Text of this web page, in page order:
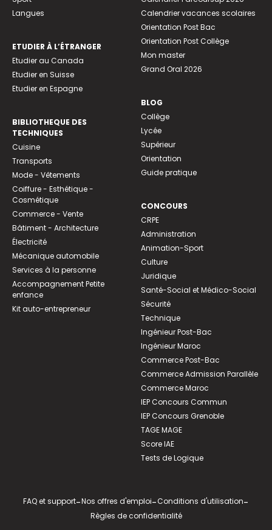
Langues
ETUDIER À L’ÉTRANGER
Etudier au Canada
Etudier en Suisse
Etudier en Espagne
BIBLIOTHEQUE DES
TECHNIQUES
Cuisine
Transports
Mode - Vêtements
Coiffure - Esthétique -
Cosmétique
Commerce - Vente
Bâtiment - Architecture
Électricité
Mécanique automobile
Services à la personne
Accompagnement Petite
enfance
Kit auto-entrepreneur
Calendrier vacances scolaires
Orientation Post Bac
Orientation Post Collège
Mon master
Grand Oral 2026
BLOG
Collège
Lycée
Supérieur
Orientation
Guide pratique
CONCOURS
CRPE
Administration
Animation-Sport
Culture
Juridique
Santé-Social et Médico-Social
Sécurité
Technique
Ingénieur Post-Bac
Ingénieur Maroc
Commerce Post-Bac
Commerce Admission Parallèle
Commerce Maroc
IEP Concours Commun
IEP Concours Grenoble
TAGE MAGE
Score IAE
Tests de Logique
FAQ et support-Nos offres d'emploi-Conditions d'utilisation-
Règles de confidentialité